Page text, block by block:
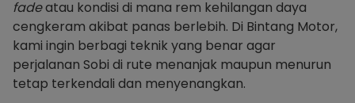
fadeatau kondisi di mana rem kehilangan daya
cengkeram akibat panas berlebih. Di Bintang Motor,
kami ingin berbagi teknik yang benar agar
perjalanan Sobi di rute menanjak maupun menurun
tetap terkendali dan menyenangkan.